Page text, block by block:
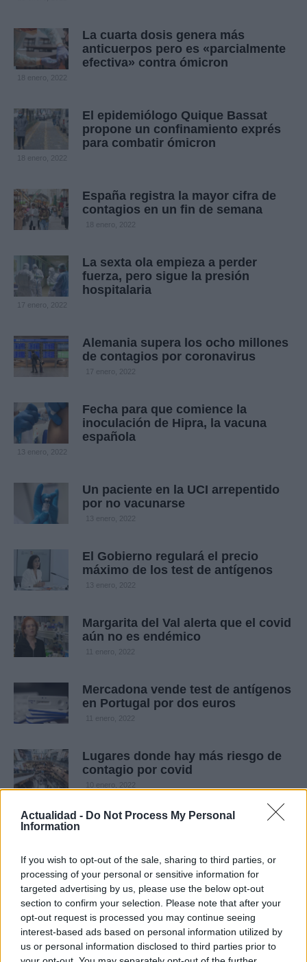
Actualidad - Do Not Process My Personal
Information
If you wish to opt-out of the sale, sharing to third parties, or
processing of your personal or sensitive information for
targeted advertising by us, please use the below opt-out
section to confirm your selection. Please note that after your
opt-out request is processed you may continue seeing
interest-based ads based on personal information utilized by
us or personal information disclosed to third parties prior to
La cuarta dosis genera más
anticuerpos pero es «parcialmente
efectiva» contra ómicron
18 enero, 2022
El epidemiólogo Quique Bassat
propone un confinamiento exprés
para combatir ómicron
18 enero, 2022
España registra la mayor cifra de
contagios en un fin de semana
18 enero, 2022
La sexta ola empieza a perder
fuerza, pero sigue la presión
hospitalaria
17 enero, 2022
Alemania supera los ocho millones
de contagios por coronavirus
17 enero, 2022
Fecha para que comience la
inoculación de Hipra, la vacuna
española
13 enero, 2022
Un paciente en la UCI arrepentido
por no vacunarse
13 enero, 2022
El Gobierno regulará el precio
máximo de los test de antígenos
13 enero, 2022
Margarita del Val alerta que el covid
aún no es endémico
11 enero, 2022
Mercadona vende test de antígenos
en Portugal por dos euros
11 enero, 2022
Lugares donde hay más riesgo de
contagio por covid
10 enero, 2022
Test de antígenos: qué significa la
10 enero, 2022
Un estudio de Navarra podría
eliminar la posibilidad de contagios
covid
7 enero, 2022